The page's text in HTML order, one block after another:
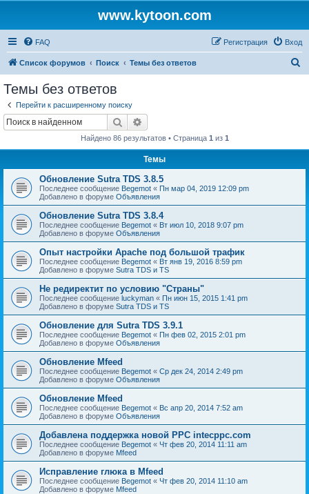
www.kytoon.com
FAQ Вход
Регистрация
Список форумов Поиск Темы без ответов
Темы без ответов
Перейти к расширенному поиску
Поиск
Найдено 86 результатов • Страница 1 из 1
Темы
Обновление Sutra TDS 3.8.5
Последнее сообщение Begemot « Пн мар 04, 2019 12:09 pm
Добавлено в форуме Объявления
Обновление Sutra TDS 3.8.4
Последнее сообщение Begemot « Вт июл 10, 2018 9:07 pm
Добавлено в форуме Объявления
Опыт настройки Apache под большой трафик
Последнее сообщение Begemot « Вт янв 19, 2016 8:59 pm
Добавлено в форуме Sutra TDS и TS
Не редиректит по условию "Страны"
Последнее сообщение luckyman « Пн июн 15, 2015 1:41 pm
Добавлено в форуме Sutra TDS и TS
Обновление для Sutra TDS 3.9.1
Последнее сообщение Begemot « Пн фев 02, 2015 2:01 pm
Добавлено в форуме Объявления
Обновление Mfeed
Последнее сообщение Begemot « Ср дек 24, 2014 2:49 pm
Добавлено в форуме Объявления
Обновление Mfeed
Последнее сообщение Begemot « Вс апр 20, 2014 7:52 am
Добавлено в форуме Объявления
Добавлена поддержка новой PPC intecppc.com
Последнее сообщение Begemot « Чт фев 20, 2014 11:11 am
Добавлено в форуме Mfeed
Исправление глюка в Mfeed
Последнее сообщение Begemot « Чт фев 20, 2014 11:10 am
Добавлено в форуме Mfeed